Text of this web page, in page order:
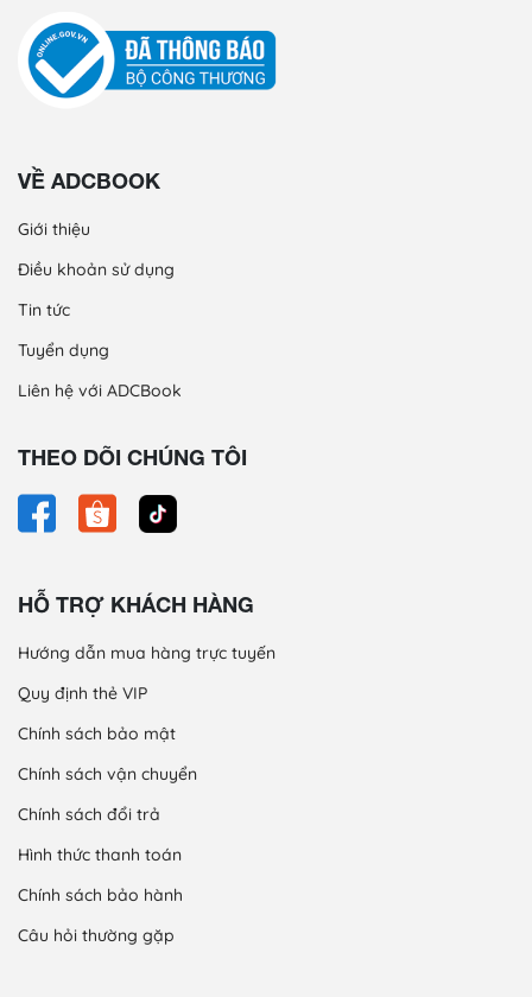
VỀ ADCBOOK
Giới thiệu
Điều khoản sử dụng
Tin tức
Tuyển dụng
Liên hệ với ADCBook
THEO DÕI CHÚNG TÔI
HỖ TRỢ KHÁCH HÀNG
Hướng dẫn mua hàng trực tuyến
Quy định thẻ VIP
Chính sách bảo mật
Chính sách vận chuyển
Chính sách đổi trả
Hình thức thanh toán
Chính sách bảo hành
Câu hỏi thường gặp